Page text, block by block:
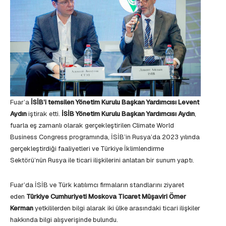
Fuar’a İSİB’i temsilen Yönetim Kurulu Başkan Yardımcısı Levent
Aydıniştirak etti. İSİB Yönetim Kurulu Başkan Yardımcısı Aydın,
fuarla eş zamanlı olarak gerçekleştirilen Climate World
Business Congress programında, İSİB’in Rusya’da 2023 yılında
gerçekleştirdiği faaliyetleri ve Türkiye İklimlendirme
Sektörü’nün Rusya ile ticari ilişkilerini anlatan bir sunum yaptı.
Fuar’da İSİB ve Türk katılımcı firmaların standlarını ziyaret
eden Türkiye Cumhuriyeti Moskova Ticaret Müşaviri Ömer
Kermanyetkililerden bilgi alarak iki ülke arasındaki ticari ilişkiler
hakkında bilgi alışverişinde bulundu.